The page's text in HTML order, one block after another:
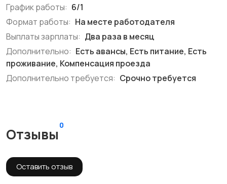
График работы: 6/1
Формат работы: На месте работодателя
Выплаты зарплаты: Два раза в месяц
Дополнительно: Есть авансы, Есть питание, Есть
проживание, Компенсация проезда
Дополнительно требуется: Срочно требуется
Отзывы
0
Оставить отзыв